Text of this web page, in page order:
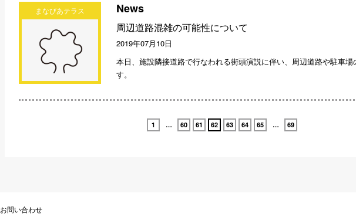
まなびあテラス News
周辺道路混雑の可能性について
2019年07月10日
本日、施設隣接道路で行なわれる街頭演説に伴い、周辺道路や駐車場
す。
1 … 60 61 62 63 64 65 … 69
お問い合わせ